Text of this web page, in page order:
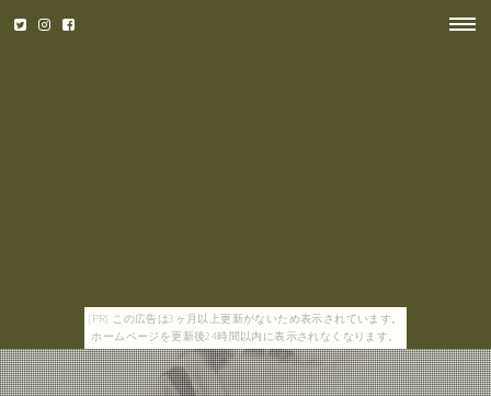
[PR] この広告は3ヶ月以上更新がないため表示されています。
ホームページを更新後24時間以内に表示されなくなります。